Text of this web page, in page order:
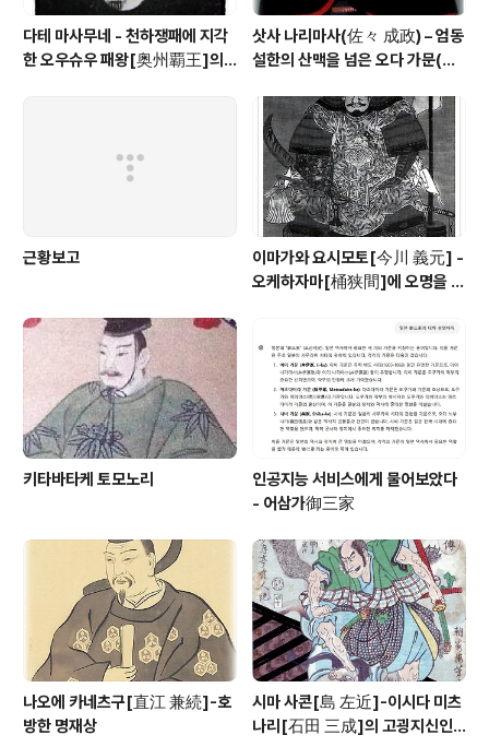
다테 마사무네 - 천하쟁패에 지각
한 오우슈우 패왕[奥州覇王]의 1
삿사 나리마사(佐々 成政) – 엄동
설한의 산맥을 넘은 오다 가문(織
근황보고
이마가와 요시모토[今川 義元] -
오케하자마[桶狭間]에 오명을 남
키타바타케 토모노리
인공지능 서비스에게 물어보았다
- 어삼가御三家
나오에 카네츠구[直江 兼続]-호
방한 명재상
시마 사콘[島 左近]-이시다 미츠
나리[石田 三成]의 고굉지신인